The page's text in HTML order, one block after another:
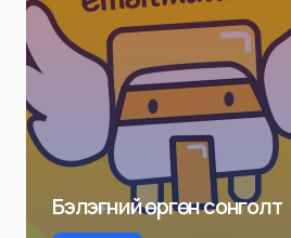
Бэлэгний өргөн сонголт